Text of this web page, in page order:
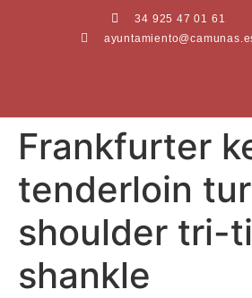
34 925 47 01 61
Frankfurter
tenderloin
shoulder tri-
shankle